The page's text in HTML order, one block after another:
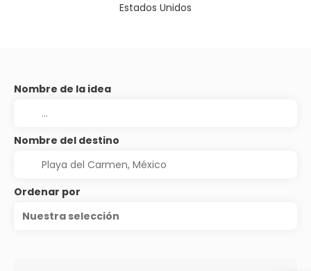
Estados Unidos
Nombre de la idea
Nombre del destino
Ordenar por
Nuestra selección